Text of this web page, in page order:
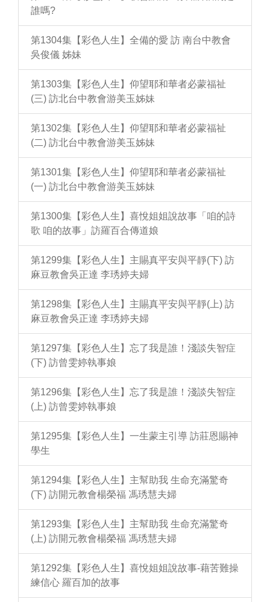
誰嗎?
第1304集【彩色人生】全備的愛 訪 南台中教會
吳俊儀 姊妹
第1303集【彩色人生】仰望耶和華者必蒙福祉
(三) 訪北台中教會游美玉姊妹
第1302集【彩色人生】仰望耶和華者必蒙福祉
(二) 訪北台中教會游美玉姊妹
第1301集【彩色人生】仰望耶和華者必蒙福祉
(一) 訪北台中教會游美玉姊妹
第1300集【彩色人生】喜悅姐姐說故事「咱的詩
歌 咱的故事」訪羅百合傳道娘
第1299集【彩色人生】主賜真平安與平靜(下) 訪
麻豆教會吳正達 李琇婷夫婦
第1298集【彩色人生】主賜真平安與平靜(上) 訪
麻豆教會吳正達 李琇婷夫婦
第1297集【彩色人生】忘了我是誰！淺談失智症
(下) 訪曾雯婷執事娘
第1296集【彩色人生】忘了我是誰！淺談失智症
(上) 訪曾雯婷執事娘
第1295集【彩色人生】一生蒙主引導 訪莊恩賜神
學生
第1294集【彩色人生】主幫助我 生命充滿驚奇
(下) 訪開元教會楊榮福 馮琇慧夫婦
第1293集【彩色人生】主幫助我 生命充滿驚奇
(上) 訪開元教會楊榮福 馮琇慧夫婦
第1292集【彩色人生】喜悅姐姐說故事-藉苦難操
練信心 羅百加的故事